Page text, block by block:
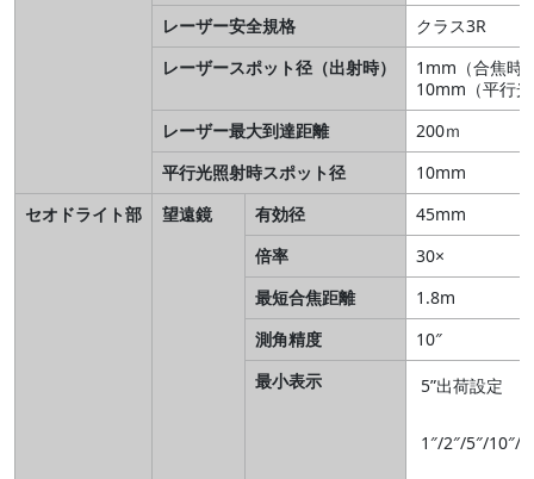
レーザー安全規格
クラス3R
レーザースポット径（出射時）
1mm（合焦時
10mm（平行
レーザー最大到達距離
200ｍ
平行光照射時スポット径
10mm
セオドライト部
望遠鏡 有効径
45mm
倍率
30×
最短合焦距離
1.8m
測角精度
10″
最小表示
5”出荷設定
1″/2″/5″/10″/